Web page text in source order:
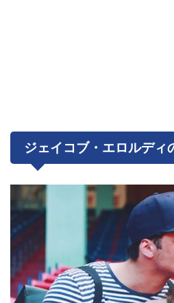
ジェイコブ・エロルディ